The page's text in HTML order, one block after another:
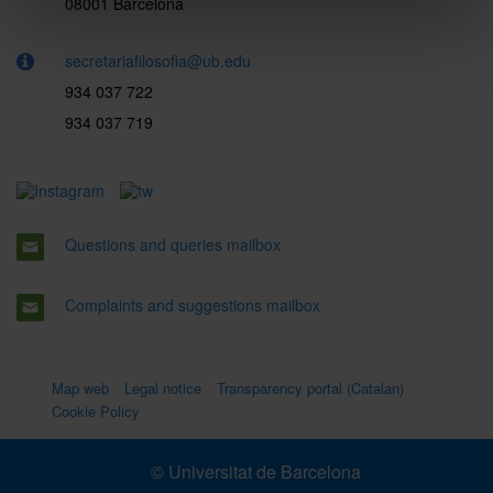
secretariafilosofia@ub.edu
934 037 722
934 037 719
Questions and queries mailbox
Complaints and suggestions mailbox
Map web Legal notice
Transparency portal (Catalan)
Cookie Policy
© Universitat de Barcelona